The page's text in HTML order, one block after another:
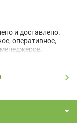
и доставлено.
оперативное,